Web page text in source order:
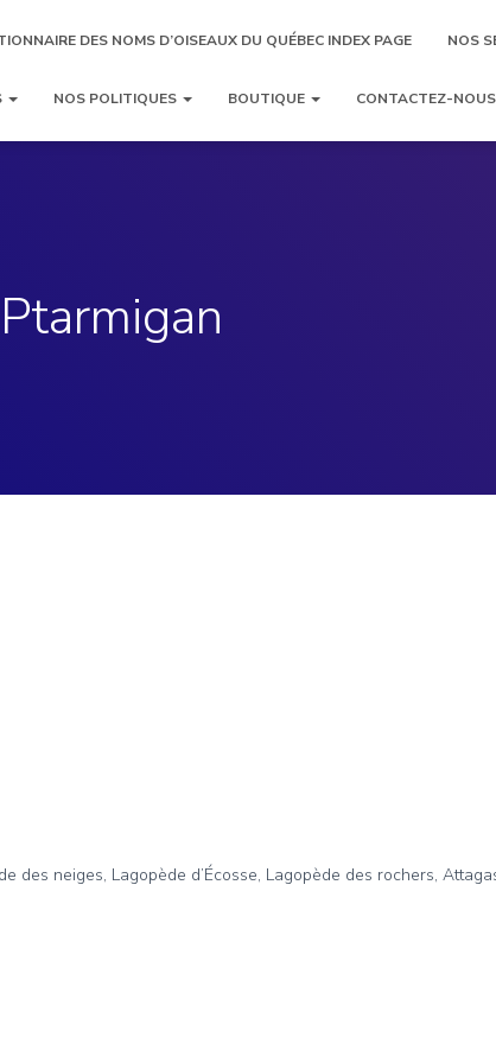
DES NOMS D’OISEAUX DU QUÉBEC INDEX PAGE NOS
NOS POLITIQUES BOUTIQUE CONTACTEZ-NOUS
des neiges, Lagopède d’Écosse, Lagopède des rochers,